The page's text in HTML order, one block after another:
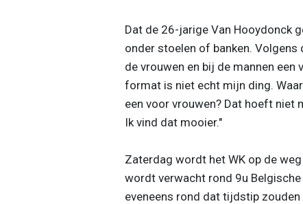
Dat de 26-jarige Van Hooydonck
onder stoelen of banken.
de vrouwen en bij de mannen
format is niet echt mijn ding.
een voor vrouwen? Dat hoeft niet
Ik vind dat mooier."
Zaterdag wordt het WK op de
wordt verwacht rond 9u
eveneens rond dat tijdstip zouden